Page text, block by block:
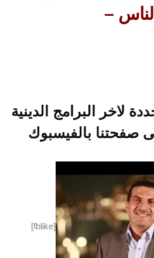
الناس –
لاخر البرامج الدينية
[fblike]